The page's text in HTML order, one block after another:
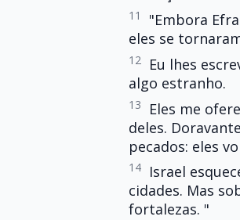
11
"Embora
eles se
12
Eu lhes
algo estranho.
13
Eles me
deles.
pecados: eles
14
Israel
cidades. Mas
fortalezas. "